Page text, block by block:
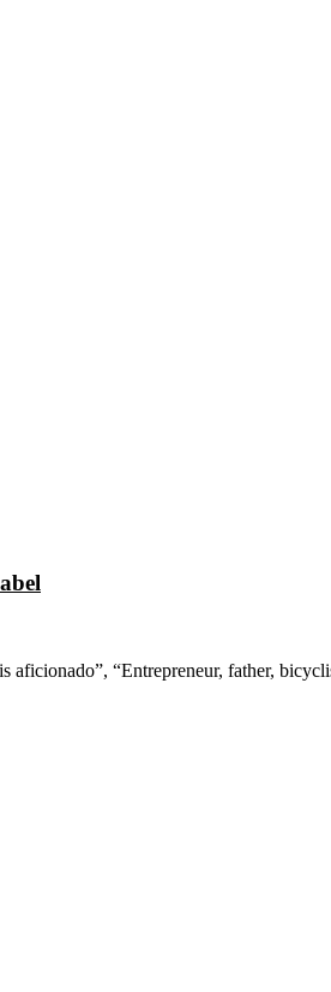
aficionado”, “Entrepreneur, father,